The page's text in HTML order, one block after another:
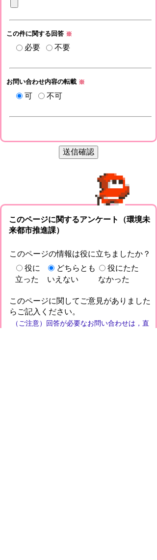
この件に関する回答 ※
必要 不要
お問い合わせ内容の転載 ※
可 不可
このページに関するアンケート（環境未
来都市推進課）
このページの情報は役に立ちましたか？
役に
立った
どちらとも
いえない
役にたた
なかった
このページに関してご意見がありました
らご記入ください。
（ご注意）回答が必要なお問い合わせは，直